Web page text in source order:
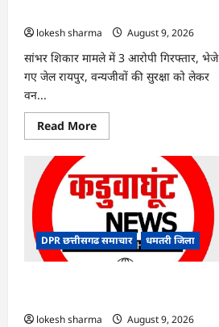
lokesh sharma
August 9, 2026
सांभर शिकार मामले में 3 आरोपी गिरफ्तार, भेजे
गए जेल रायपुर, वन्यजीवों की सुरक्षा को लेकर
वन...
Read MoreRead
more
वन्यजीव
तस्करों
पर
कड़ी
कार्रवाई
DPR छत्तीसगढ समाचार धमतरी जिला
lokesh sharma
August 9, 2026